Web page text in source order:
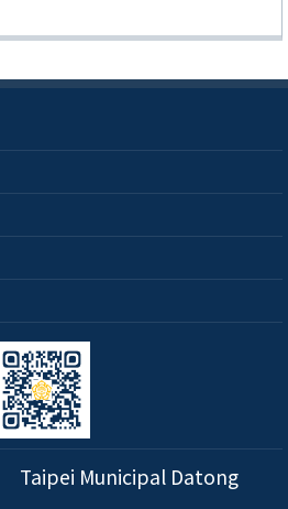
Taipei Municipal Datong